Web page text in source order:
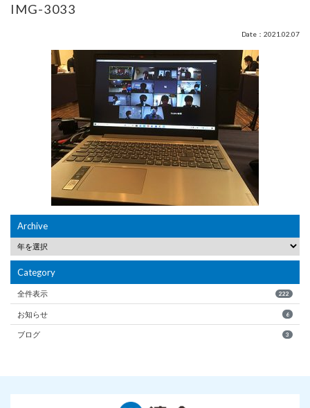
IMG-3033
Date：2021.02.07
Archive
Category
全件表示 222
お知らせ 6
ブログ 3